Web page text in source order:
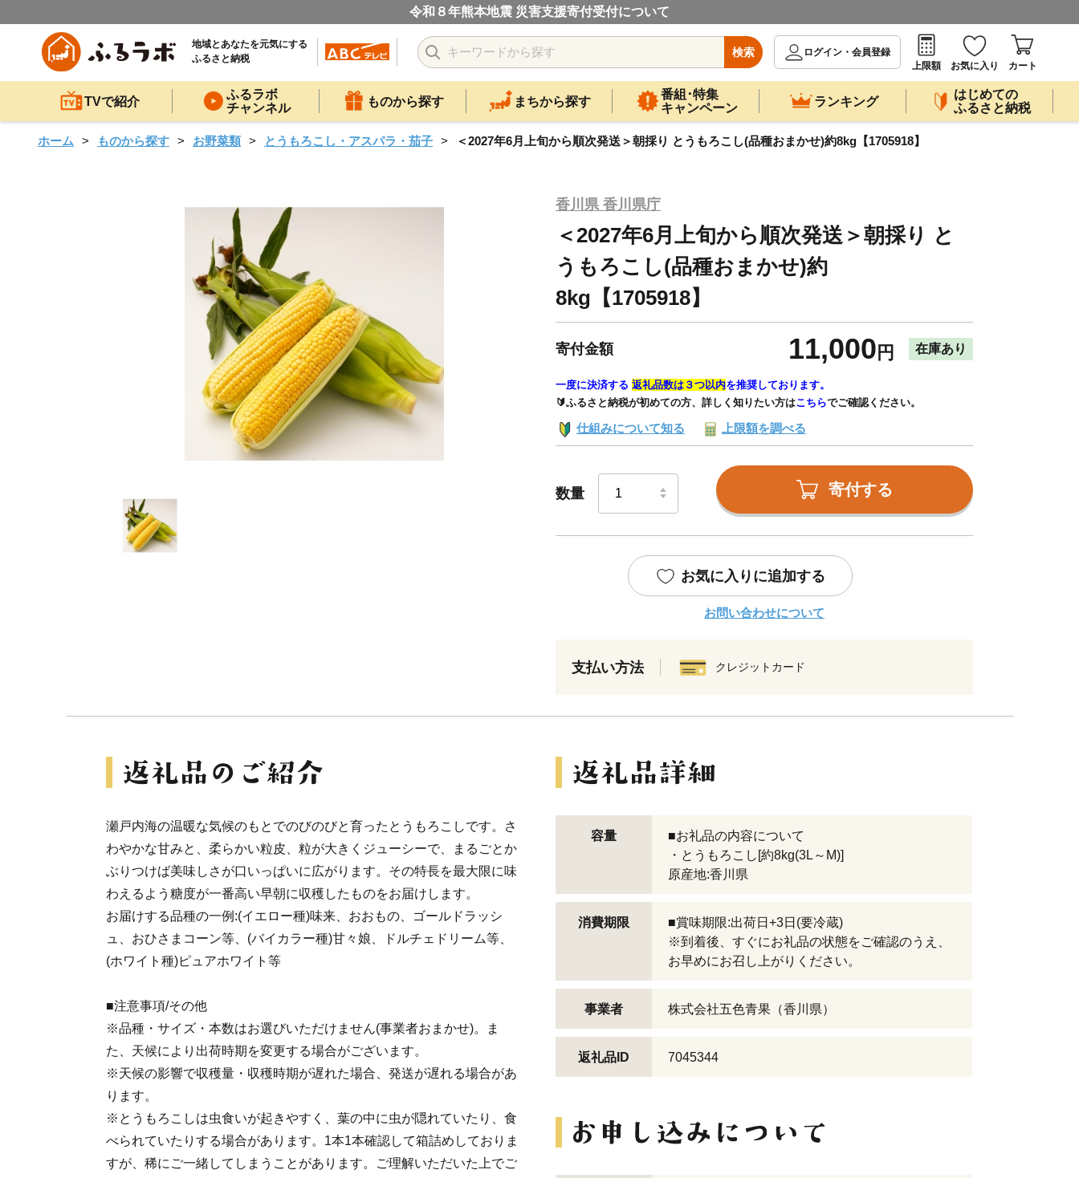
令和８年熊本地震 災害支援寄付受付について
地域とあなたを元気にする
ふるさと納税
検索
ログイン・会員登録
上限額
お気に入り カート
TVで紹介
ふるラボ
チャンネル
ものから探す まちから探す
番組･特集
キャンペーン
ランキング
はじめての
ふるさと納税
ホーム ものから探す お野菜類 とうもろこし・アスパラ・茄子 ＜2027年6月上旬から順次発送＞朝採り とうもろこし(品種おまかせ)約8kg【1705918】
香川県 香川県庁
＜2027年6月上旬から順次発送＞朝採り と
うもろこし(品種おまかせ)約
8kg【1705918】
寄付金額 11,000 円 在庫あり
一度に決済する 返礼品数は３つ以内を推奨しております。
🔰ふるさと納税が初めての方、詳しく知りたい方はこちらでご確認ください。
仕組みについて知る 上限額を調べる
数量 寄付する
お気に入りに追加する
お問い合わせについて
支払い方法 クレジットカード
瀬戸内海の温暖な気候のもとでのびのびと育ったとうもろこしです。さ
わやかな甘みと、柔らかい粒皮、粒が大きくジューシーで、まるごとか
ぶりつけば美味しさが口いっぱいに広がります。その特長を最大限に味
わえるよう糖度が一番高い早朝に収穫したものをお届けします。
お届けする品種の一例:(イエロー種)味来、おおもの、ゴールドラッシ
ュ、おひさまコーン等、(バイカラー種)甘々娘、ドルチェドリーム等、
(ホワイト種)ピュアホワイト等
■注意事項/その他
※品種・サイズ・本数はお選びいただけません(事業者おまかせ)。ま
た、天候により出荷時期を変更する場合がございます。
※天候の影響で収穫量・収穫時期が遅れた場合、発送が遅れる場合があ
ります。
※とうもろこしは虫食いが起きやすく、葉の中に虫が隠れていたり、食
べられていたりする場合があります。1本1本確認して箱詰めしておりま
すが、稀にご一緒してしまうことがあります。ご理解いただいた上でご
容量
■お礼品の内容について
・とうもろこし[約8kg(3L～M)]
原産地:香川県
消費期限
■賞味期限:出荷日+3日(要冷蔵)
※到着後、すぐにお礼品の状態をご確認のうえ、
お早めにお召し上がりください。
事業者 株式会社五色青果（香川県）
返礼品ID 7045344